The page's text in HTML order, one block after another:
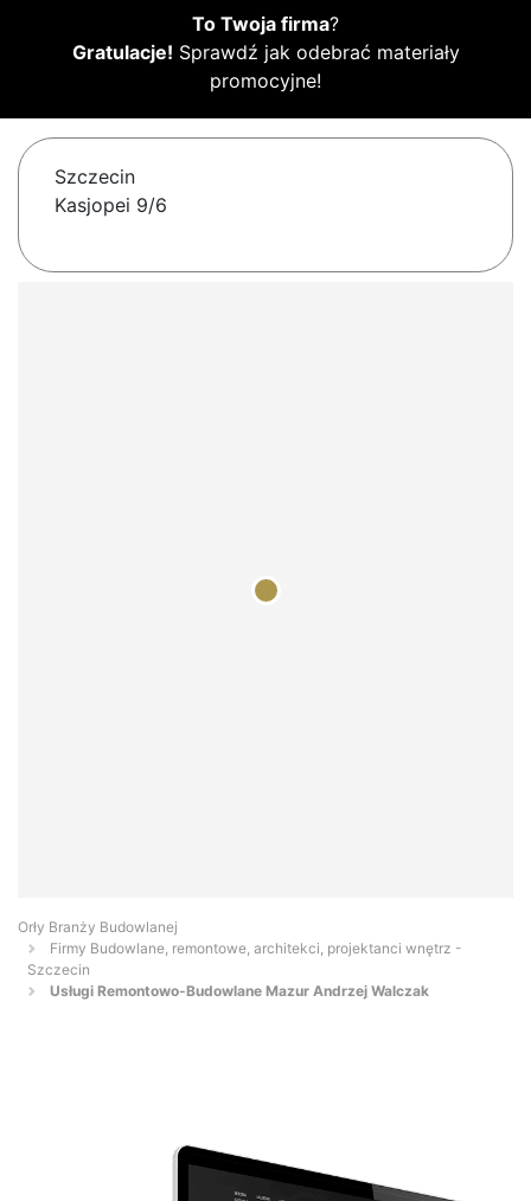
To Twoja firma?
Gratulacje! Sprawdź jak odebrać materiały
promocyjne!
Szczecin
Kasjopei 9/6
Orły Branży Budowlanej
Firmy Budowlane, remontowe, architekci, projektanci wnętrz -
Szczecin
Usługi Remontowo-Budowlane Mazur Andrzej Walczak